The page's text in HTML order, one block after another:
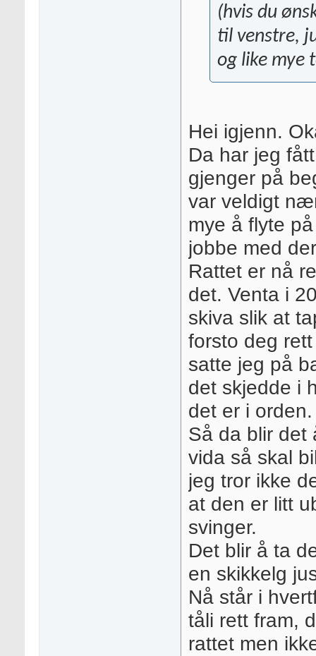
(hvis du
til venstre,
og like mye
Hei igjenn.
Da har jeg
gjenger på
var veldigt
mye å flyte
jobbe med
Rattet er nå
det. Venta i
skiva slik at
forsto deg
satte jeg på
det skjedde i
det er i orden.
Så da blir det
vida så skal
jeg tror ikke
at den er litt
svinger.
Det blir å ta
en skikkelg
Nå står i
tåli rett fram,
rattet men